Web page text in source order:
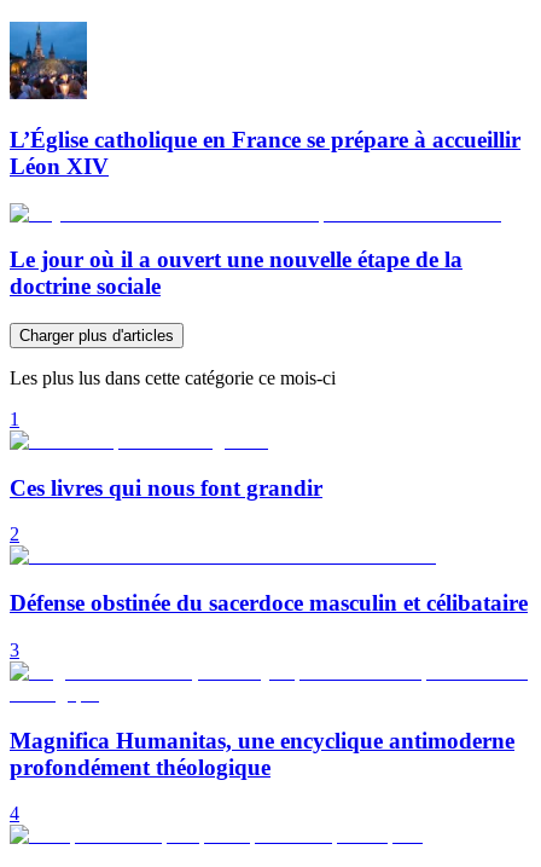
L’Église catholique en France se prépare à accueillir
Léon XIV
Le jour où il a ouvert une nouvelle étape de la
doctrine sociale
Charger plus d'articles
Les plus lus dans cette catégorie ce mois-ci
1
Ces livres qui nous font grandir
2
Défense obstinée du sacerdoce masculin et célibataire
3
Magnifica Humanitas, une encyclique antimoderne
profondément théologique
4